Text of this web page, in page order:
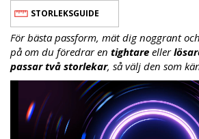
STORLEKSGUIDE
För bästa passform, mät dig noggrant
på om du föredrar en tightare eller
passar två storlekar, så välj den som